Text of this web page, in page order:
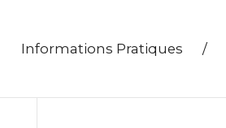
Informations Pratiques /